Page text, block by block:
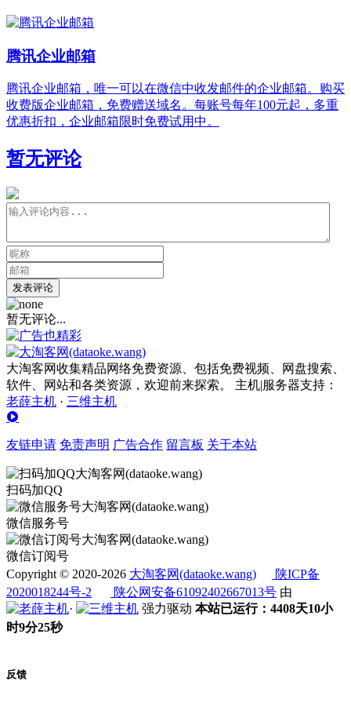
腾讯企业邮箱
腾讯企业邮箱，唯一可以在微信中收发邮件的企业邮箱。购买
收费版企业邮箱，免费赠送域名。每账号每年100元起，多重
优惠折扣，企业邮箱限时免费试用中。
暂无评论
发表评论
暂无评论...
大淘客网收集精品网络免费资源、包括免费视频、网盘搜索、
软件、网站和各类资源，欢迎前来探索。 主机|服务器支持：
老薛主机 · 三维主机
友链申请 免责声明 广告合作 留言板 关于本站
扫码加QQ
微信服务号
微信订阅号
Copyright © 2020-2026 大淘客网(dataoke.wang)
陕ICP备
2020018244号-2
陕公网安备61092402667013号 由
·
强力驱动 本站已运行：4408天10小
时9分26秒
反馈